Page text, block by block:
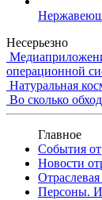
Несерьезно
операционной
Натуральная
Во сколько
Главное
События
Новости
Персоны.